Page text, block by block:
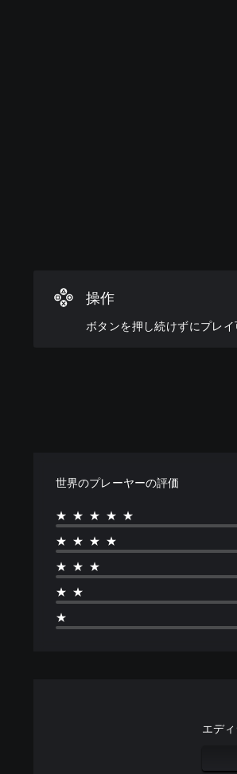
操作
ボタンを押し続けずにプレ
け
ず
に
ン
を
し
け
ず
に
ム
世界のプレーヤーの評価
★★★★★
★★★★
★★★
★★
★
エデ